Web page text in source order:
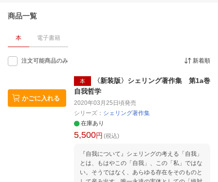
商品一覧
本 電子書籍
注文可能商品のみ 新着順
かごに入れる
本
〈新装版〉シェリング著作集 第1a巻
自我哲学
2020年03月25日頃発売
シリーズ： シェリング著作集
在庫あり
5,500円 (税込)
『自我について』シェリングの考える「自我」
とは、もはやこの「自我」、この「私」ではな
い。そうではなく、あらゆる存在をそのものと